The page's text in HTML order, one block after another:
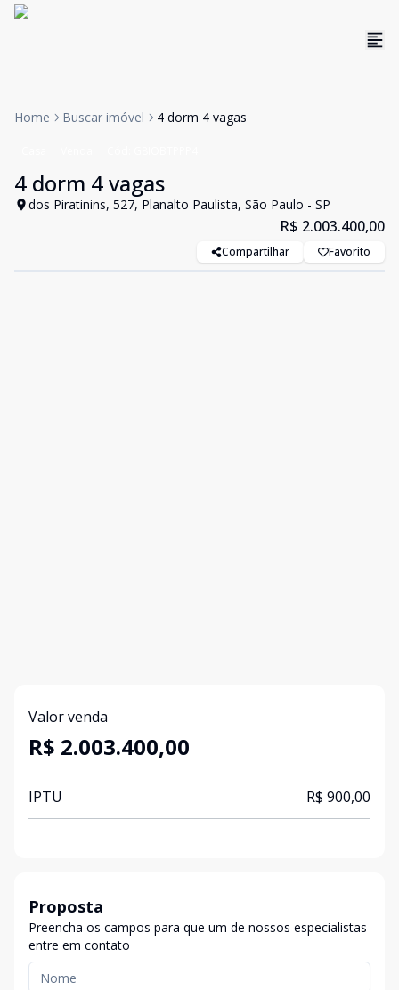
Home Buscar imóvel 4 dorm 4 vagas
4 dorm 4 vagas
dos Piratinins, 527, Planalto Paulista, São Paulo - SP
R$ 2.003.400,00
Compartilhar Favorito
Valor venda
R$ 2.003.400,00
IPTU R$ 900,00
Proposta
Preencha os campos para que um de nossos especialistas
entre em contato